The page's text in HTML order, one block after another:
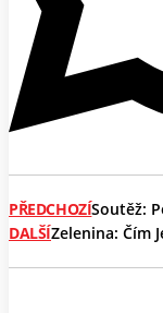
PŘEDCHOZÍSoutěž:
DALŠÍZelenina: Čím